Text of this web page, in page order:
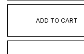
ADD TO CART